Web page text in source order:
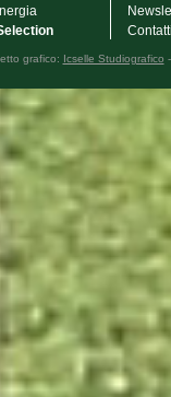
grafico: Icselle Studiografico